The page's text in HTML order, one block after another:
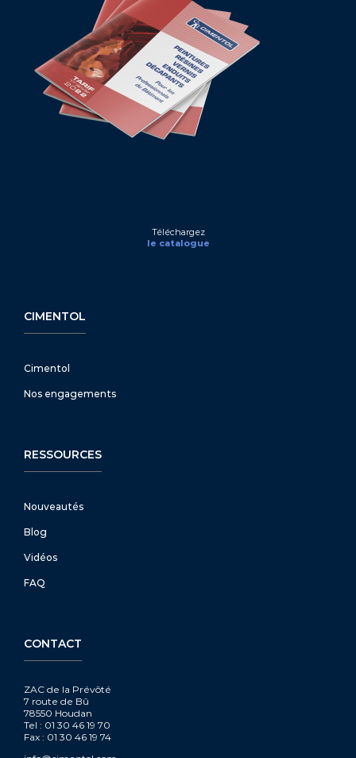
Téléchargez
le catalogue
CIMENTOL
Cimentol
Nos engagements
RESSOURCES
Nouveautés
Blog
Vidéos
FAQ
CONTACT
ZAC de la Prévôté
7 route de Bû
78550 Houdan
Tel : 01 30 46 19 70
Fax : 01 30 46 19 74